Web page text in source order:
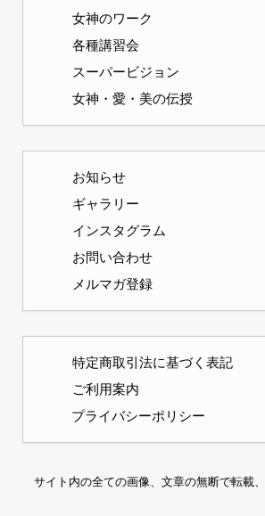
女神のワーク
各種講習会
スーパービジョン
女神・愛・美の伝授
お知らせ
ギャラリー
インスタグラム
お問い合わせ
メルマガ登録
特定商取引法に基づく表記
ご利用案内
プライバシーポリシー
サイト内の全ての画像、文章の無断で転載